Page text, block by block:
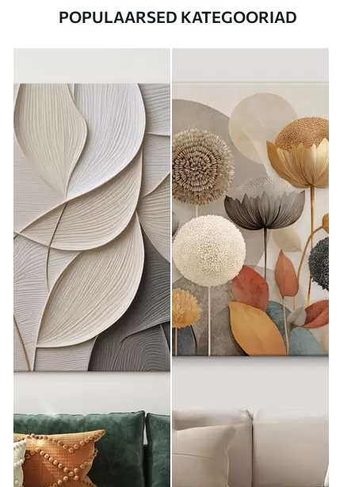
POPULAARSED KATEGOORIAD